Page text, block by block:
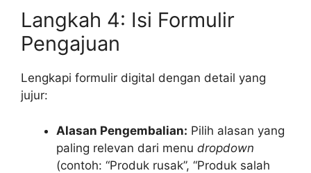
Langkah 4: Isi Formulir
Pengajuan
Lengkapi formulir digital dengan detail yang
jujur:
Alasan Pengembalian: Pilih alasan yang
paling relevan dari menu dropdown
(contoh: “Produk rusak”, “Produk salah